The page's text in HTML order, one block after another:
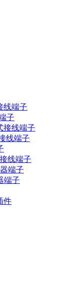
线端子
子
接线端子
线端子
线端子
端子
端子
件